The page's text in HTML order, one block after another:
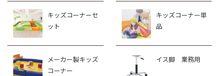
キッズコーナーセ
ット
キッズコーナー単
品
メーカー製キッズ
コーナー
イス脚 業務用